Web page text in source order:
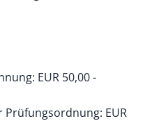
EUR 50,00 -
Prüfungsordnung: EUR